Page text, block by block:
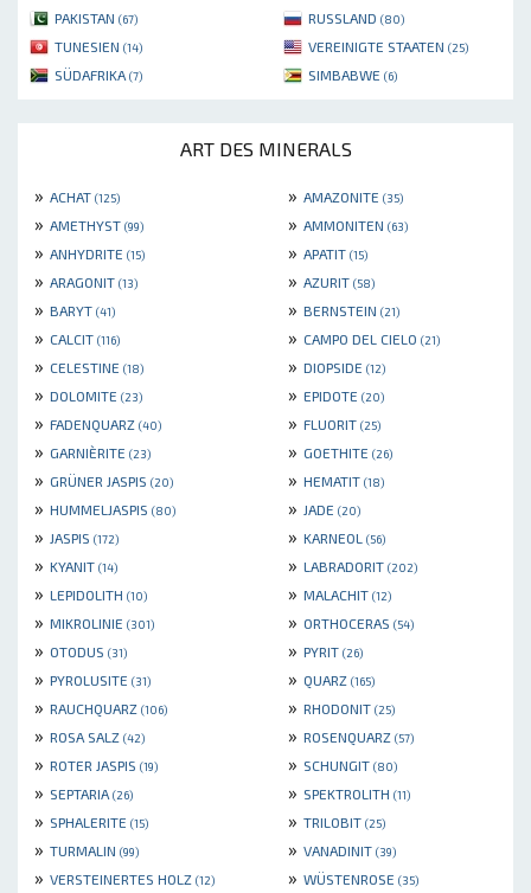
PAKISTAN (67) RUSSLAND (80)
TUNESIEN (14) VEREINIGTE STAATEN (25)
SÜDAFRIKA (7) SIMBABWE (6)
ART DES MINERALS
» ACHAT (125) » AMAZONITE (35)
» AMETHYST (99) » AMMONITEN (63)
» ANHYDRITE (15) » APATIT (15)
» ARAGONIT (13) » AZURIT (58)
» BARYT (41) » BERNSTEIN (21)
» CALCIT (116) » CAMPO DEL CIELO (21)
» CELESTINE (18) » DIOPSIDE (12)
» DOLOMITE (23) » EPIDOTE (20)
» FADENQUARZ (40) » FLUORIT (25)
» GARNIÈRITE (23) » GOETHITE (26)
» GRÜNER JASPIS (20) » HEMATIT (18)
» HUMMELJASPIS (80) » JADE (20)
» JASPIS (172) » KARNEOL (56)
» KYANIT (14) » LABRADORIT (202)
» LEPIDOLITH (10) » MALACHIT (12)
» MIKROLINIE (301) » ORTHOCERAS (54)
» OTODUS (31) » PYRIT (26)
» PYROLUSITE (31) » QUARZ (165)
» RAUCHQUARZ (106) » RHODONIT (25)
» ROSA SALZ (42) » ROSENQUARZ (57)
» ROTER JASPIS (19) » SCHUNGIT (80)
» SEPTARIA (26) » SPEKTROLITH (11)
» SPHALERITE (15) » TRILOBIT (25)
» TURMALIN (99) » VANADINIT (39)
» VERSTEINERTES HOLZ (12) » WÜSTENROSE (35)